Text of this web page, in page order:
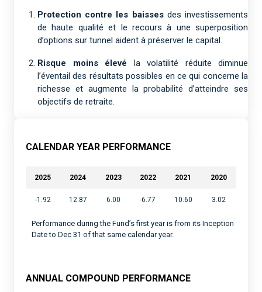
Protection contre les baissesdes investissements
de haute qualité et le recours à une superposition
d’options sur tunnel aident à préserver le capital.
Risque moins élevé la volatilité réduite diminue
l’éventail des résultats possibles en ce qui concerne la
richesse et augmente la probabilité d’atteindre ses
objectifs de retraite.
CALENDAR YEAR PERFORMANCE
2025 2024 2023 2022 2021 2020
-1.92 12.87 6.00 -6.77 10.60 3.02
Performance during the Fund’s first year is from its Inception
Date to Dec 31 of that same calendar year.
ANNUAL COMPOUND PERFORMANCE